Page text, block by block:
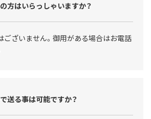
方はいらっしゃいますか？
ございません。御用がある場合はお電話
送る事は可能ですか？